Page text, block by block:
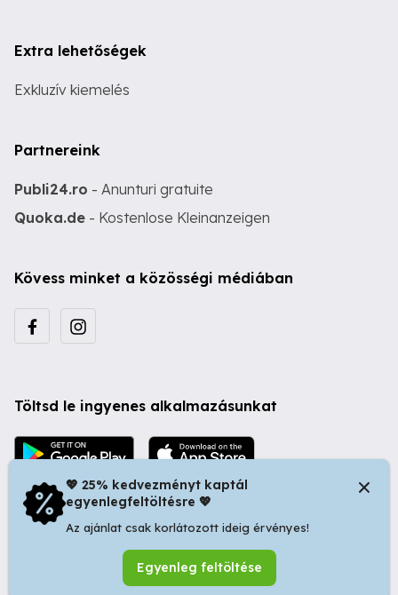
Extra lehetőségek
Exkluzív kiemelés
Partnereink
Publi24.ro - Anunturi gratuite
Quoka.de - Kostenlose Kleinanzeigen
Kövess minket a közösségi médiában
Töltsd le ingyenes alkalmazásunkat
© 2026 Startapró S.R.L. | Bulevardul Dacia nr 34, Oradea
410346, Romania | Tax ID: RO44483373 -
Ingyenes
💖 25% kedvezményt kaptál
egyenlegfeltöltésre 💖
Az ajánlat csak korlátozott ideig érvényes!
Egyenleg feltöltése